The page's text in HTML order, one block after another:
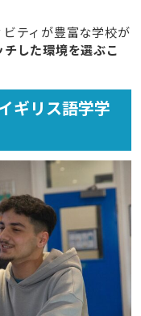
ティが豊富な学校が
した環境を選ぶこ
ギリス語学学